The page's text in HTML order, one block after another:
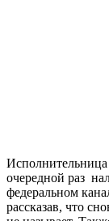
очередной раз
федеральном
рассказав, что